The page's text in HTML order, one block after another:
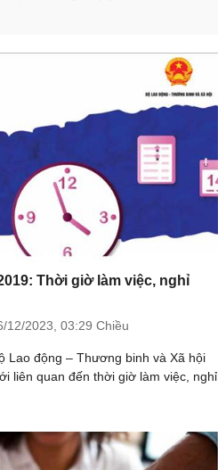
Thời giờ làm việc, nghỉ
12/2023, 03:29 Chiều
Lao động – Thương binh và Xã hội
liên quan đến thời giờ làm việc, nghỉ